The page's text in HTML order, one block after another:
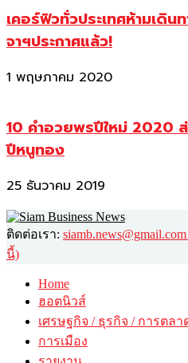
เคอร์ฟิวทั่วประเทศห้ามเดิน
จาฯประกาศแล้ว!
1 พฤษภาคม 2020
10 คำอวยพรปีใหม่ 2020
ปีหนูทอง
25 ธันวาคม 2019
ติดต่อเรา:
นี้)
Home
ฮอตนิวส์
เศรษฐกิจ / ธุรกิจ / การตลา
การเมือง